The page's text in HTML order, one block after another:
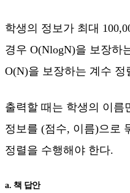
학생의 정보가 최대
경우 O(NlogN)을 보장하
O(N)을 보장하는 계수 정
출력할 때는 학생의 이름
정보를 (점수, 이름)으로
정렬을 수행해야 한다.
a. 책 답안